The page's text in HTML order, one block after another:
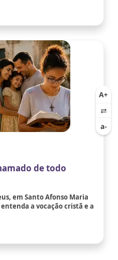
de todo
em Santo Afonso Maria
a vocação cristã e a